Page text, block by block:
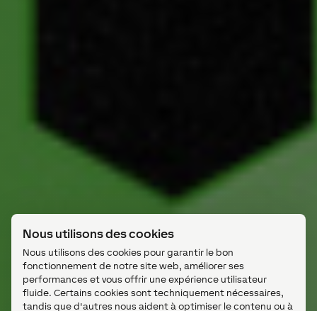
Nous utilisons des cookies
Nous utilisons des cookies pour garantir le bon
fonctionnement de notre site web, améliorer ses
performances et vous offrir une expérience utilisateur
fluide. Certains cookies sont techniquement nécessaires,
tandis que d'autres nous aident à optimiser le contenu ou à